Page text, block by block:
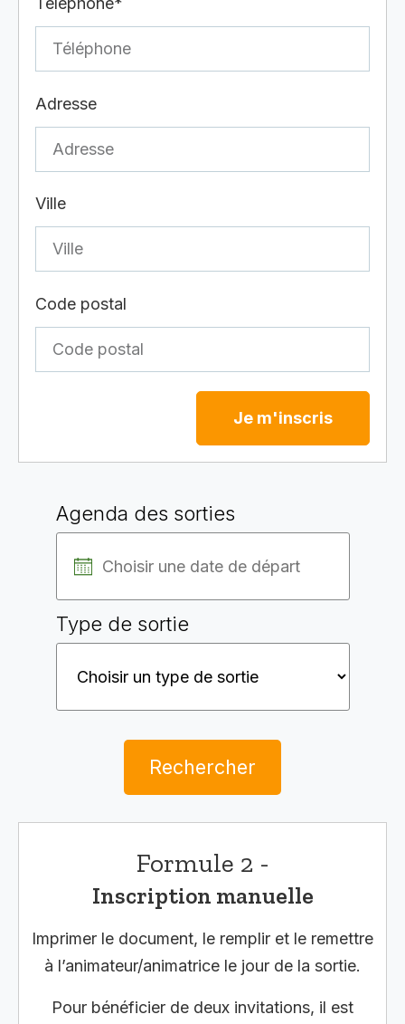
Adresse
Ville
Code postal
Je m'inscris
Agenda des sorties
Type de sortie
Rechercher
Formule 2 -
Inscription manuelle
Imprimer le document, le remplir et le remettre
à l’animateur/animatrice le jour de la sortie.
Pour bénéficier de deux invitations, il est